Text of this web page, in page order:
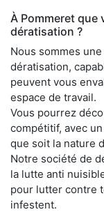
À Pommeret
dératisation ?
Nous sommes
dératisation,
peuvent vous
espace de travail.
Vous pourrez
compétitif, avec
que soit la nature
Notre société de
la lutte anti
pour lutter contre
infestent.